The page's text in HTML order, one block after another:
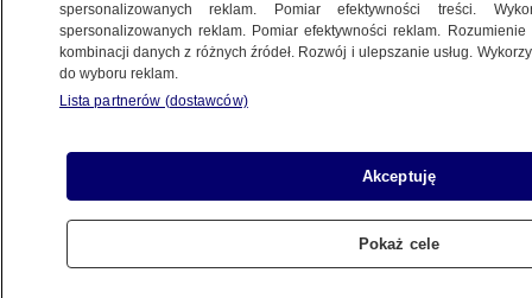
"Jeśli to oglądacie, to znaczy,
że nie żyję"
ŚWIAT
Obrabował Kim Kardashian. Zmarł
spersonalizowanych reklam. Pomiar efektywności treści.
spersonalizowanych reklam. Pomiar efektywności reklam.
kombinacji danych z różnych źródeł. Rozwój i ulepszanie usług.
do wyboru reklam.
Lista partnerów (dostawców)
Akceptuję
Pokaż cele